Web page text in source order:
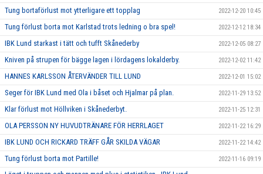
Tung bortaförlust mot ytterligare ett topplag 2022-12-20 10:45
Tung förlust borta mot Karlstad trots ledning o bra spel! 2022-12-12 18:34
IBK Lund starkast i tätt och tufft Skånederby 2022-12-05 08:27
Kniven på strupen för bägge lagen i lördagens lokalderby. 2022-12-02 11:42
HANNES KARLSSON ÅTERVÄNDER TILL LUND 2022-12-01 15:02
Seger för IBK Lund med Ola i båset och Hjalmar på plan. 2022-11-29 13:52
Klar förlust mot Höllviken i Skånederbyt. 2022-11-25 12:31
OLA PERSSON NY HUVUDTRÄNARE FÖR HERRLAGET 2022-11-22 16:29
IBK LUND OCH RICKARD TRÄFF GÅR SKILDA VÄGAR 2022-11-22 14:42
Tung förlust borta mot Partille! 2022-11-16 09:19